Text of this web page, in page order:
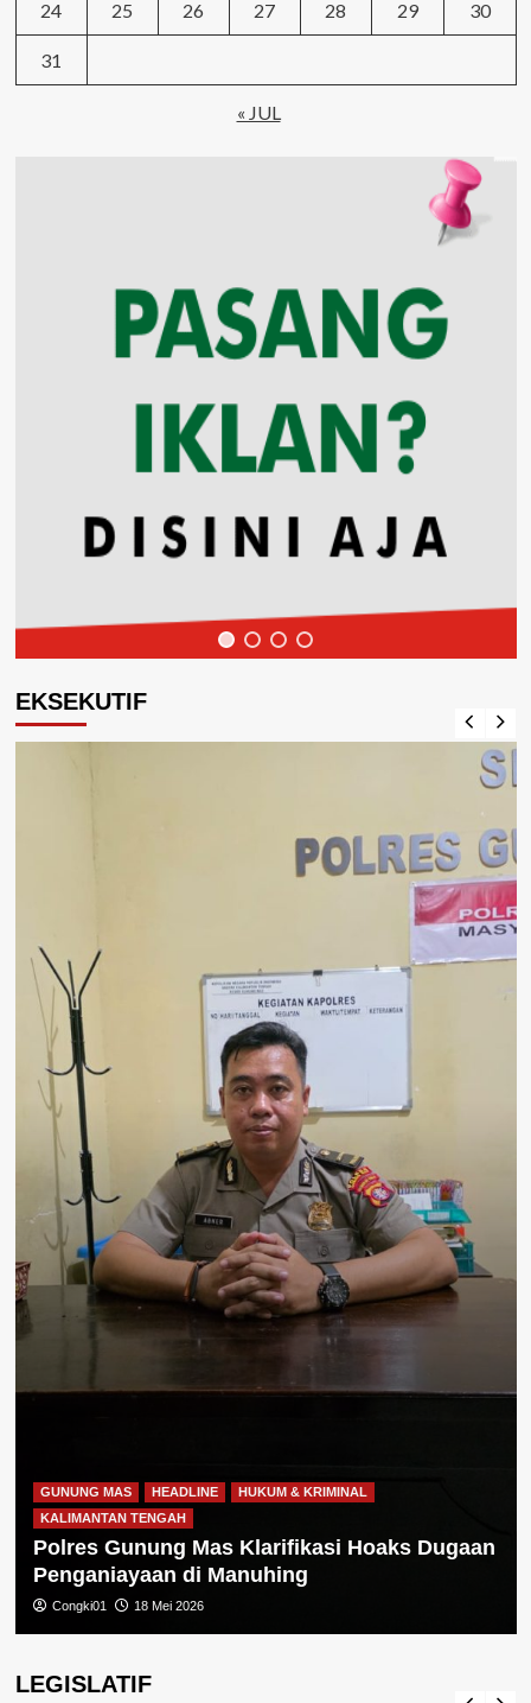
24 25 26 27 28 29 30
31
« JUL
EKSEKUTIF
GUNUNG MAS HEADLINE
HUKUM & KRIMINAL
KALIMANTAN TENGAH
Polres Gunung Mas Klarifikasi Hoaks Dugaan
Penganiayaan di Manuhing
Congki01 18 Mei 2026
LEGISLATIF